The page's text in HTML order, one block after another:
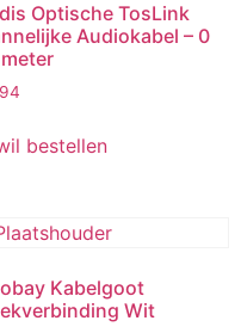
Optische TosLink
Audiokabel – 0
bestellen
Kabelgoot
Wit